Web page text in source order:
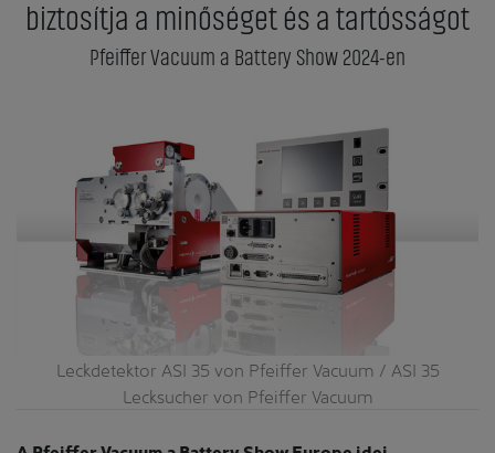
biztosítja a minőséget és a tartósságot
Pfeiffer Vacuum a Battery Show 2024-en
Leckdetektor ASI 35 von Pfeiffer Vacuum / ASI 35
Lecksucher von Pfeiffer Vacuum